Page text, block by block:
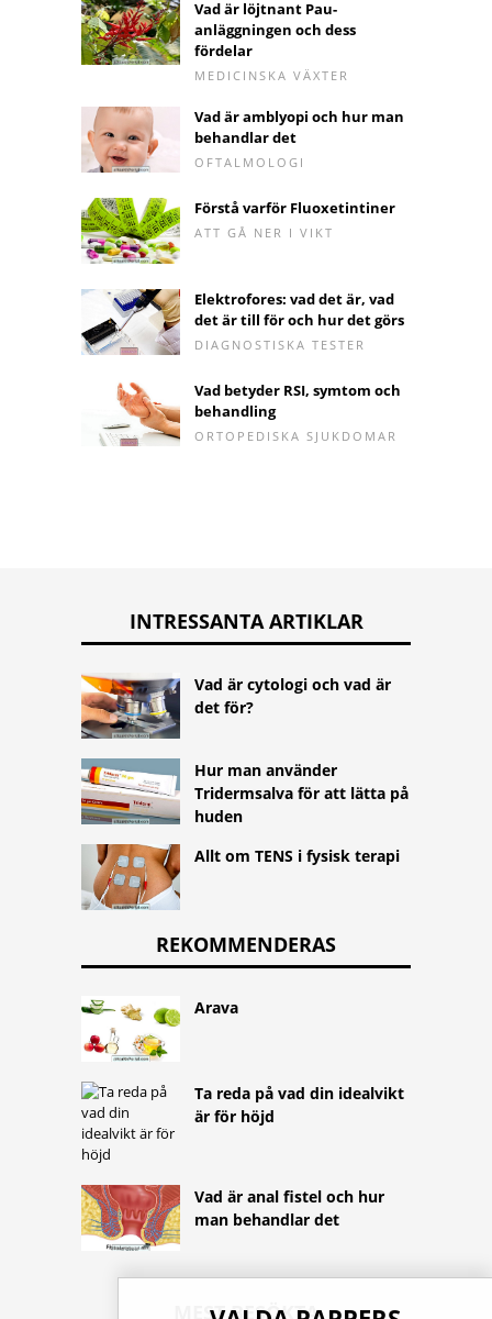
Vad är löjtnant Pau-
anläggningen och dess
fördelar
MEDICINSKA VÄXTER
Vad är amblyopi och hur man
behandlar det
OFTALMOLOGI
Förstå varför Fluoxetintiner
ATT GÅ NER I VIKT
Elektrofores: vad det är, vad
det är till för och hur det görs
DIAGNOSTISKA TESTER
Vad betyder RSI, symtom och
behandling
ORTOPEDISKA SJUKDOMAR
INTRESSANTA ARTIKLAR
Vad är cytologi och vad är
det för?
Hur man använder
Tridermsalva för att lätta på
huden
Allt om TENS i fysisk terapi
REKOMMENDERAS
Arava
Ta reda på vad din idealvikt
är för höjd
Vad är anal fistel och hur
man behandlar det
MEST BESÖKTA